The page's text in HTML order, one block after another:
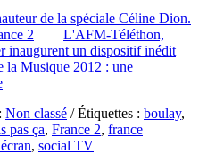
de la spéciale Céline Dion.
2
L'AFM-Téléthon,
inaugurent un dispositif inédit
la Musique 2012 : une
Non classé / Étiquettes : boulay,
pas ça, France 2, france
, social TV